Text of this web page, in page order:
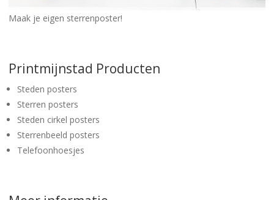
Maak je eigen sterrenposter!
Printmijnstad Producten
Steden posters
Sterren posters
Steden cirkel posters
Sterrenbeeld posters
Telefoonhoesjes